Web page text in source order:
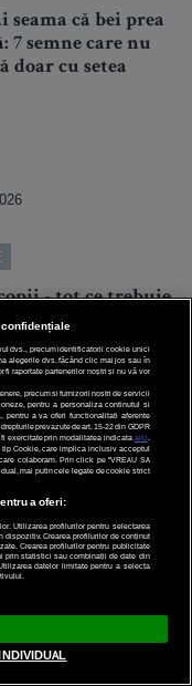
seama că bei prea
7 semne care nu
doar cu setea
- tot ce trebuie
ale oboselii
confidențiale
dvs., precum identificatorii cookie unici
alegerile dvs. făcând clic mai jos sau în
raportate partenerilor noștri și nu vă vor
precum si furnizorii nostri de servicii
pentru a personaliza continutul si
pentru a va oferi functionalitati aferente
prevazute de art. 15-22 din GDPR
exercitate prin modalitatea indicata aici
tip Cookie, care implica inclusiv acceptul
colaboram. Prin click pe “VREAU SA
mai putin cele legate de cookie strict
a oferi:
Utilizarea profilurilor pentru selectarea
Crearea profilurilor de conținut
Crearea profilurilor pentru publicitate
prin statistici sau combinații de date din
datelor limitate pentru a selecta